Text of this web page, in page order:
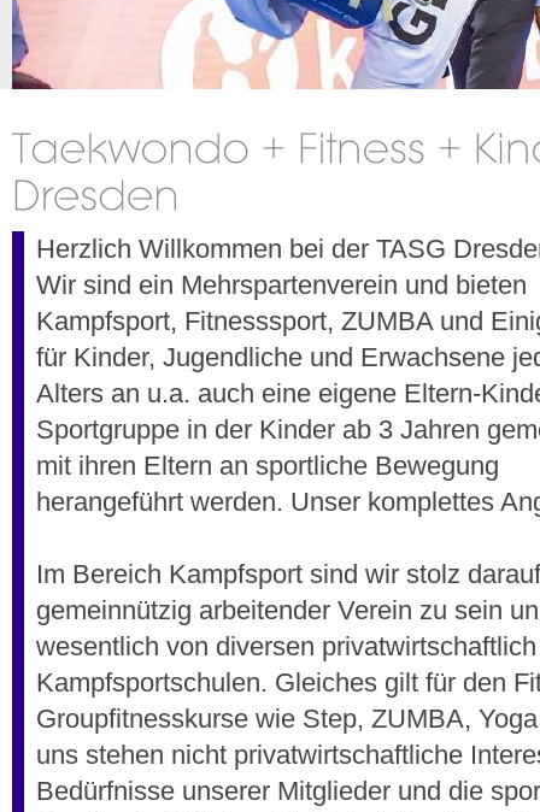
Herzlich Willkommen bei der TASG
Wir sind ein Mehrspartenverein und bieten
Kampfsport, Fitnesssport, ZUMBA und
für Kinder, Jugendliche und Erwachsene
Alters an u.a. auch eine eigene Eltern-
Sportgruppe in der Kinder ab 3 Jahren
mit ihren Eltern an sportliche Bewegung
herangeführt werden. Unser komplettes
Im Bereich Kampfsport sind wir stolz
gemeinnützig arbeitender Verein zu sein
wesentlich von diversen
Kampfsportschulen. Gleiches gilt für den
Groupfitnesskurse wie Step, ZUMBA,
uns stehen nicht privatwirtschaftliche
Bedürfnisse unserer Mitglieder und die